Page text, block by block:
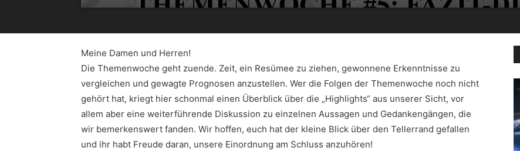
Meine Damen und Herren!
Die Themenwoche geht zuende. Zeit, ein Resümee zu ziehen, gewonnene Erkenntnisse zu
vergleichen und gewagte Prognosen anzustellen. Wer die Folgen der Themenwoche noch nicht
gehört hat, kriegt hier schonmal einen Überblick über die „Highlights“ aus unserer Sicht, vor
allem aber eine weiterführende Diskussion zu einzelnen Aussagen und Gedankengängen, die
wir bemerkenswert fanden. Wir hoffen, euch hat der kleine Blick über den Tellerrand gefallen
und ihr habt Freude daran, unsere Einordnung am Schluss anzuhören!